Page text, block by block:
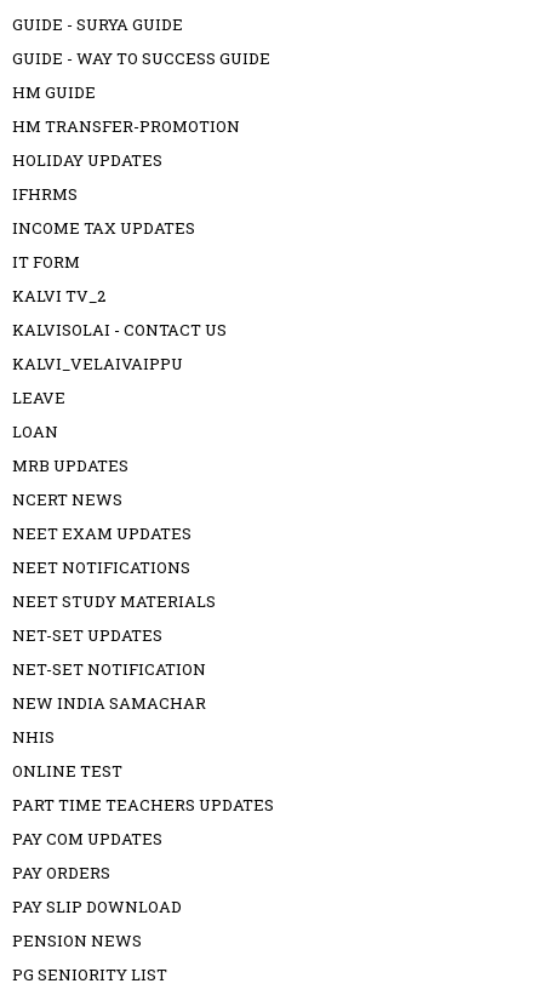
GUIDE - SURYA GUIDE
GUIDE - WAY TO SUCCESS GUIDE
HM GUIDE
HM TRANSFER-PROMOTION
HOLIDAY UPDATES
IFHRMS
INCOME TAX UPDATES
IT FORM
KALVI TV_2
KALVISOLAI - CONTACT US
KALVI_VELAIVAIPPU
LEAVE
LOAN
MRB UPDATES
NCERT NEWS
NEET EXAM UPDATES
NEET NOTIFICATIONS
NEET STUDY MATERIALS
NET-SET UPDATES
NET-SET NOTIFICATION
NEW INDIA SAMACHAR
NHIS
ONLINE TEST
PART TIME TEACHERS UPDATES
PAY COM UPDATES
PAY ORDERS
PAY SLIP DOWNLOAD
PENSION NEWS
PG SENIORITY LIST